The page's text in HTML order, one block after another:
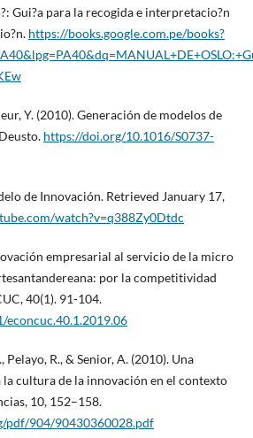
Gui?a para la recogida e interpretacio?n
https://books.google.com.pe/books?
Y. (2010). Generación de modelos de
https://doi.org/10.1016/S0737-
de Innovación. Retrieved January 17,
watch?v=q388Zy0Dtdc
empresarial al servicio de la micro
por la competitividad
40(1). 91-104.
Pelayo, R., & Senior, A. (2010). Una
cultura de la innovación en el contexto
10, 152–158.
pdf/904/90430360028.pdf